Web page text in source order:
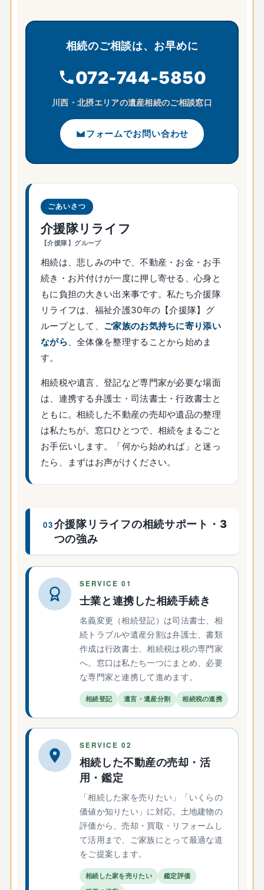
相続のご相談は、お早めに
072-744-5850
川西・北摂エリアの遺産相続のご相談窓口
フォームでお問い合わせ
ごあいさつ
介援隊リライフ
【介援隊】グループ
相続は、悲しみの中で、不動産・お金・お手
続き・お片付けが一度に押し寄せる、心身と
もに負担の大きい出来事です。私たち介援隊
リライフは、福祉介護30年の【介援隊】グ
ループとして、 ご家族のお気持ちに寄り添い
ながら、全体像を整理することから始めま
す。
相続税や遺言、登記など専門家が必要な場面
は、連携する弁護士・司法書士・行政書士と
ともに。相続した不動産の売却や遺品の整理
は私たちが。窓口ひとつで、相続をまるごと
お手伝いします。「何から始めれば」と迷っ
たら、まずはお声がけください。
03介援隊リライフの相続サポート・3
つの強み
SERVICE 01
士業と連携した相続手続き
名義変更（相続登記）は司法書士、相
続トラブルや遺産分割は弁護士、書類
作成は行政書士、相続税は税の専門家
へ。窓口は私たち一つにまとめ、必要
な専門家と連携して進めます。
相続登記 遺言・遺産分割 相続税の連携
SERVICE 02
相続した不動産の売却・活
用・鑑定
「相続した家を売りたい」「いくらの
価値か知りたい」に対応。土地建物の
評価から、売却・買取・リフォームし
て活用まで、ご家族にとって最適な道
をご提案します。
相続した家を売りたい
鑑定評価